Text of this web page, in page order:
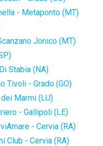
- Metaponto (MT)
Jonico (MT)
Stabia (NA)
Tivoli - Grado (GO)
Marmi (LU)
- Gallipoli (LE)
- Cervia (RA)
Club - Cervia (RA)